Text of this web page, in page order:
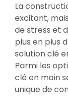
La
excitant,
de stress et
plus en plus
solution clé
Parmi les
clé en main
unique de